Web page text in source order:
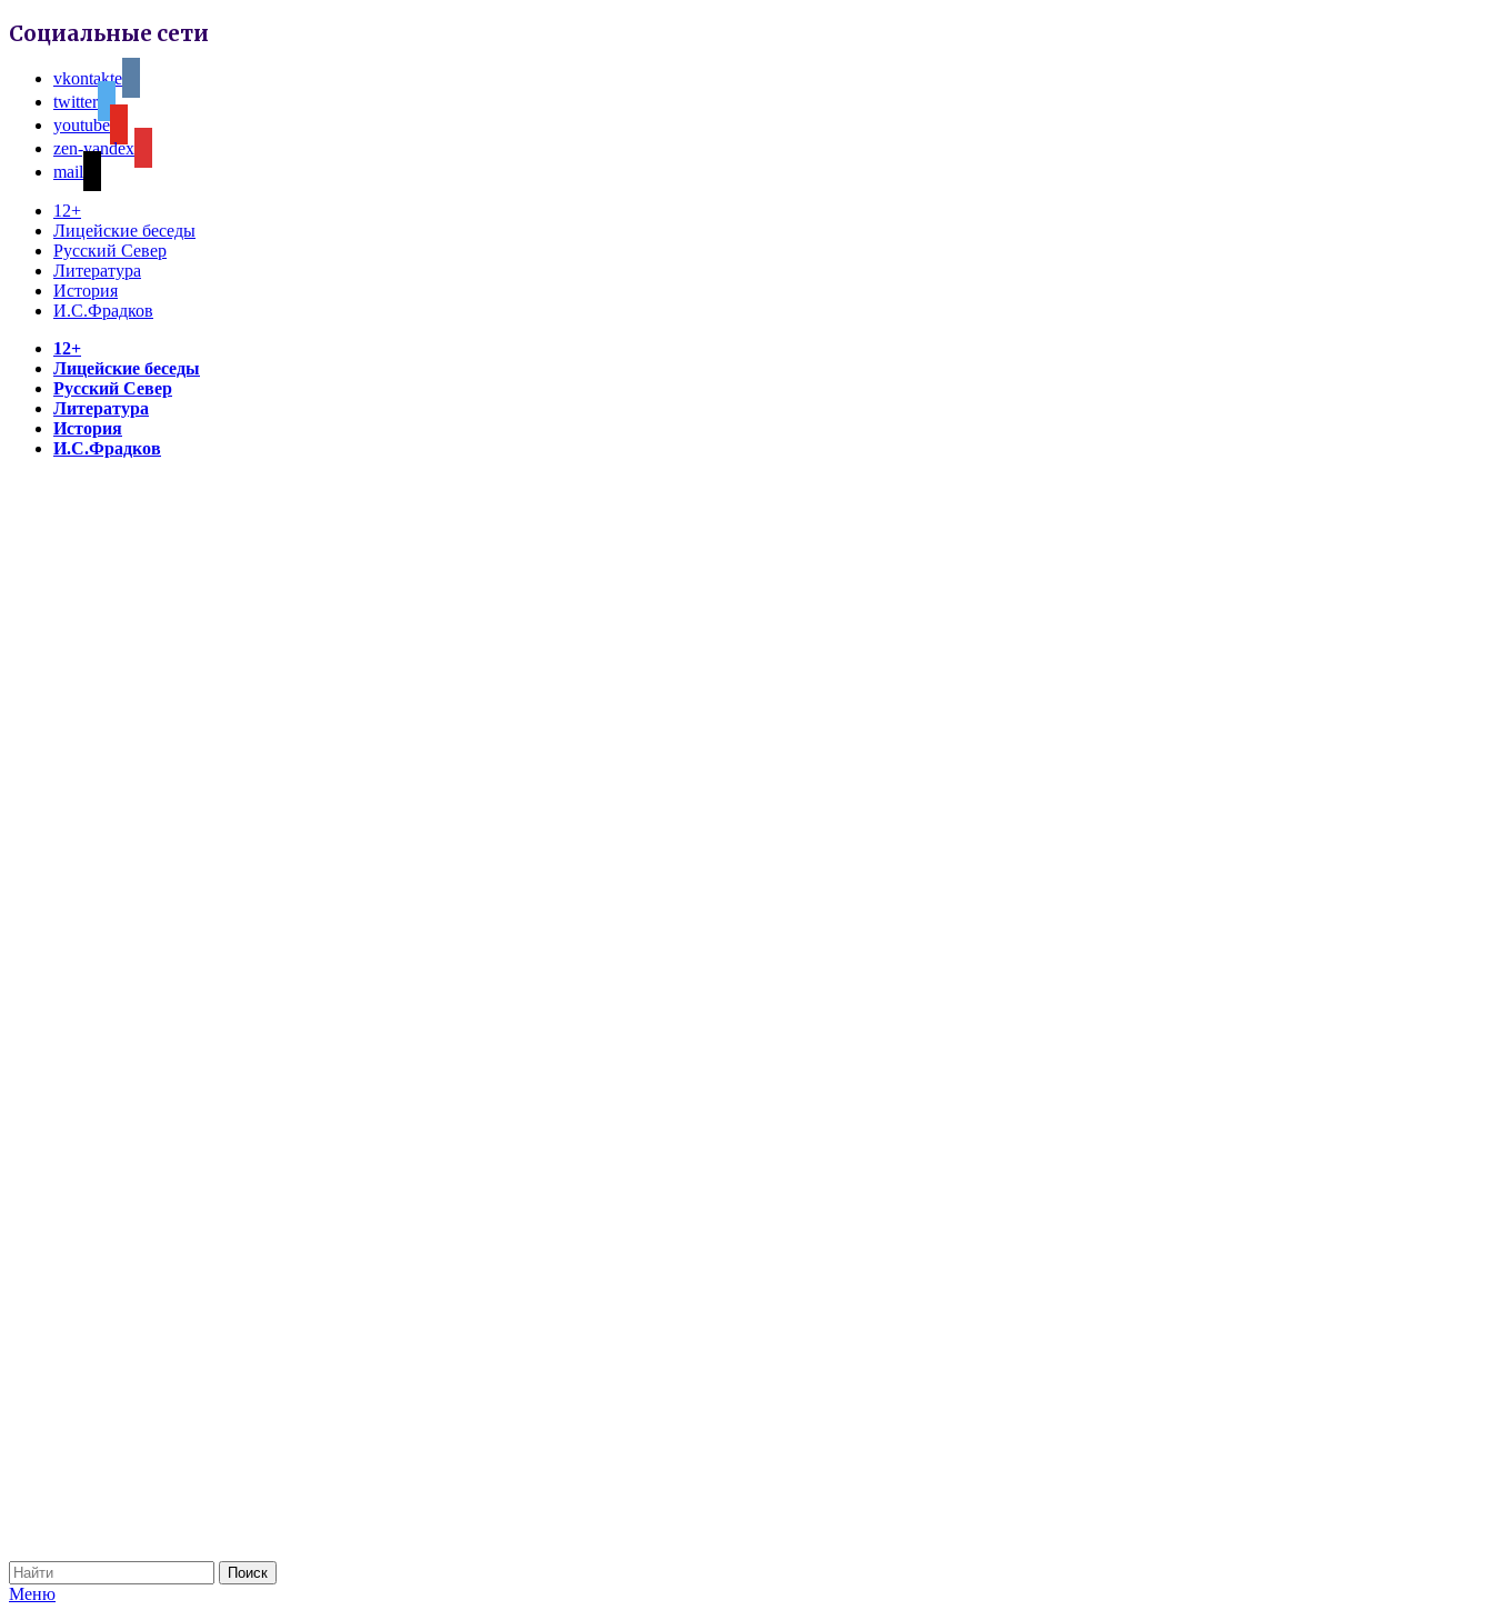
Социальные сети
vkontakte
twitter
youtube
zen-yandex
mail
12+
Лицейские беседы
Русский Север
Литература
История
И.С.Фрадков
12+
Лицейские беседы
Русский Север
Литература
История
И.С.Фрадков
Меню